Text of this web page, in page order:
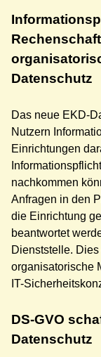
Datenschutz
Das neue EKD-
Nutzern
Einrichtungen
nachkommen
Anfragen in den
die Einrichtung
beantwortet
Dienststelle.
organisatorische
IT-
DS-GVO
Datenschutz